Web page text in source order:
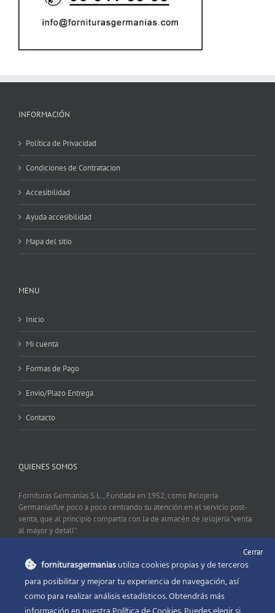
INFORMACIÓN
Política de Privacidad
Condiciones de Contratacion
Accesibilidad
Ayuda accesibilidad
Mapa del sitio
MENU
Inicio
Mi cuenta
Formas de Pago
Envio/Plazo Entrega
Contacto
QUIENES SOMOS
Fornituras Germanías S.L., Fundada en 1952, como Relojería
Germaníasfue poco a poco centrando su atención en el servicio post-
venta, que al principio compartía con la de almacén de relojería "venta
al mayor y detall".
CONTACTO
Fornituras Germanías, Calle Sevilla 2, 46006 Valencia España
Cerrar
forniturasgermaniasutiliza cookies propias y de terceros
para posibilitar y mejorar tu experiencia de navegación, así
como para realizar análisis estadísticos. Obtendrás más